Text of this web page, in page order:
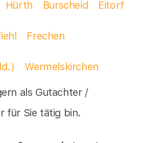
Hürth Burscheid Eitorf
Frechen
Wermelskirchen
als Gutachter /
für Sie tätig bin.